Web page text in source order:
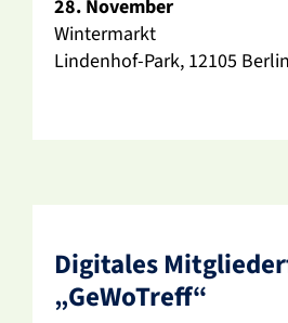
28. November
Winter­markt
Lindenhof-Park, 12105 Berlin
Digi­tales
„GeWo­Treff“